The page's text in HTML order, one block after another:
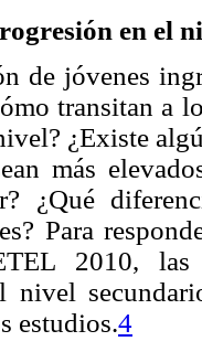
en el
de jóvenes
transitan a
¿Existe
más
¿Qué
Para
2010,
nivel
estudios.4